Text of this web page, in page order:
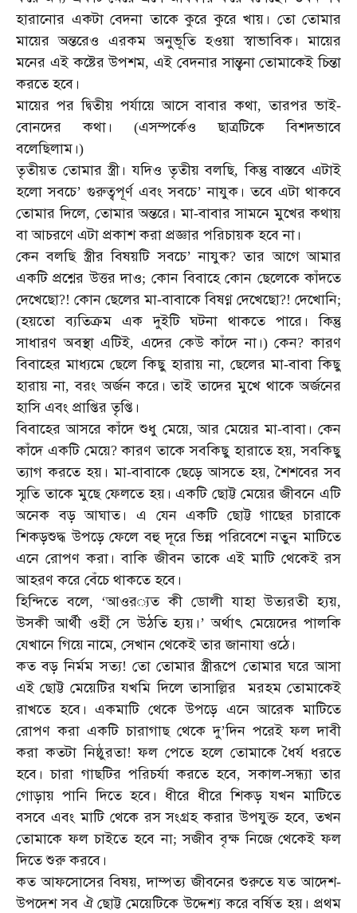
হারানোর একটা বেদনা তাকে কুরে কুরে খায়। তো তোমার
মায়ের অন্তরেও এরকম অনুভূতি হওয়া স্বাভাবিক। মায়ের
মনের এই কষ্টের উপশম, এই বেদনার সান্ত্বনা তোমাকেই চিন্তা
করতে হবে।
মায়ের পর দ্বিতীয় পর্যায়ে আসে বাবার কথা,তারপর ভাই-
বোনদের কথা। (এসম্পর্কেও ছাত্রটিকে
বিশদভাবে
বলেছিলাম।)
তৃতীয়ত তোমার স্ত্রী। যদিও তৃতীয় বলছি,কিন্তু বাস্তবে এটাই
হলো সবচে’ গুরুত্বপূর্ণ এবং সবচে’নাযুক। তবে এটা থাকবে
তোমার দিলে, তোমার অন্তরে। মা-বাবার সামনে মুখের কথায়
বা আচরণে এটা প্রকাশ করা প্রজ্ঞার পরিচায়ক হবে না।
কেন বলছি স্ত্রীর বিষয়টি সবচে’নাযুক?তার আগে আমার
একটি প্রশ্নের উত্তর দাও; কোন বিবাহে কোন ছেলেকে কাঁদতে
দেখেছো?! কোন ছেলের মা-বাবাকে বিষণ্ণ দেখেছো?! দেখোনি;
(হয়তো ব্যতিক্রম এক দুইটি ঘটনা থাকতে পারে।
কিন্তু
সাধারণ অবস্থা এটিই, এদের কেউ কাঁদে না।)কেন?কারণ
বিবাহের মাধ্যমে ছেলে কিছু হারায় না, ছেলের মা-বাবা কিছু
হারায় না,বরং অর্জন করে। তাই তাদের মুখে থাকে অর্জনের
হাসি এবং প্রাপ্তির তৃপ্তি।
বিবাহের আসরে কাঁদে শুধু মেয়ে,আর মেয়ের মা-বাবা। কেন
কাঁদে একটি মেয়ে?কারণ তাকে সবকিছু হারাতে হয়,সবকিছু
ত্যাগ করতে হয়। মা-বাবাকে ছেড়ে আসতে হয়,শৈশবের সব
স্মৃতি তাকে মুছে ফেলতে হয়। একটি ছোট্ট মেয়ের জীবনে এটি
অনেক বড় আঘাত। এ যেন একটি ছোট্ট গাছের চারাকে
শিকড়শুদ্ধ উপড়ে ফেলে বহু দূরে ভিন্ন পরিবেশে নতুন মাটিতে
এনে রোপণ করা। বাকি জীবন তাকে এই মাটি থেকেই রস
আহরণ করে বেঁচে থাকতে হবে।
হিন্দিতে বলে, ‘আওর্যত কী ডোলী যাহা উত্যরতী হ্যয়,
উসকী আর্থী ওহীঁ সে উঠতি হ্যয়।’অর্থাৎ মেয়েদের পালকি
যেখানে গিয়ে নামে, সেখান থেকেই তার জানাযা ওঠে।
কত বড় নির্মম সত্য! তো তোমার স্ত্রীরূপে তোমার ঘরে আসা
এই ছোট্ট মেয়েটির যখমি দিলে তাসাল্লির মরহম তোমাকেই
রাখতে হবে। একমাটি থেকে উপড়ে এনে আরেক মাটিতে
রোপণ করা একটি চারাগাছ থেকে দু’দিন পরেই ফল দাবী
করা কতটা নিষ্ঠুরতা!ফল পেতে হলে তোমাকে ধৈর্য ধরতে
হবে। চারা গাছটির পরিচর্যা করতে হবে,সকাল-সন্ধ্যা তার
গোড়ায় পানি দিতে হবে। ধীরে ধীরে শিকড় যখন মাটিতে
বসবে এবং মাটি থেকে রস সংগ্রহ করার উপযুক্ত হবে,তখন
তোমাকে ফল চাইতে হবে না;সজীব বৃক্ষ নিজে থেকেই ফল
দিতে শুরু করবে।
কত আফসোসের বিষয়,দাম্পত্য জীবনের শুরুতে যত আদেশ-
উপদেশ সব ঐ ছোট্ট মেয়েটিকে উদ্দেশ্য করে বর্ষিত হয়। প্রথম